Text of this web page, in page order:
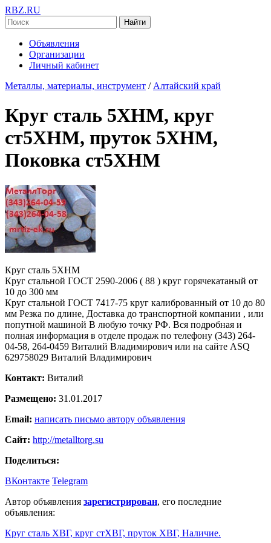
RBZ.RU
Найти
Объявления
Организации
Личный кабинет
Металлы, материалы, инструмент / Алтайский край
Круг сталь 5ХНМ, круг
ст5ХНМ, пруток 5ХНМ,
Поковка ст5ХНМ
Круг сталь 5ХНМ
Круг стальной ГОСТ 2590-2006 ( 88 ) круг горячекатаный от
10 до 300 мм
Круг стальной ГОСТ 7417-75 круг калиброванный от 10 до 80
мм Резка по длине, Доставка до транспортной компании , или
попутной машиной В любую точку РФ. Вся подробная и
полная информация в отделе продаж по телефону (343) 264-
04-58, 264-0459 Виталий Владимирович или на сайте ASQ
629758029 Виталий Владимирович
Контакт: Виталий
Размещено: 31.01.2017
Email: написать письмо автору объявления
Сайт: http://metalltorg.su
Поделиться:
ВКонтакте Telegram
Автор объявления зарегистрирован, его последние
объявления:
Круг сталь ХВГ, круг стХВГ, пруток ХВГ, Наличие.